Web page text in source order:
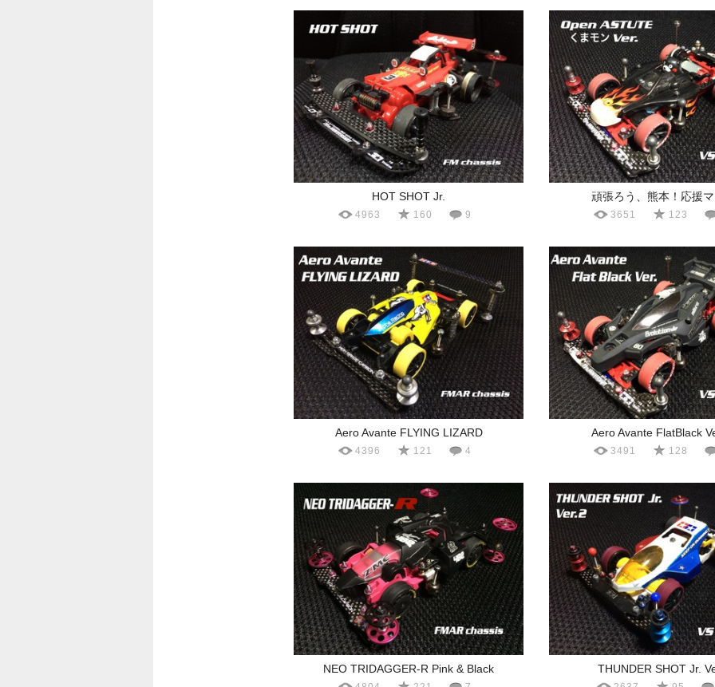
HOT SHOT Jr.
4963 160 9
頑張ろう、熊本！応援
3651 123
Aero Avante FLYING LIZARD
4396 121 4
Aero Avante FlatBlack
3491 128
NEO TRIDAGGER-R Pink & Black THUNDER SHOT Jr.